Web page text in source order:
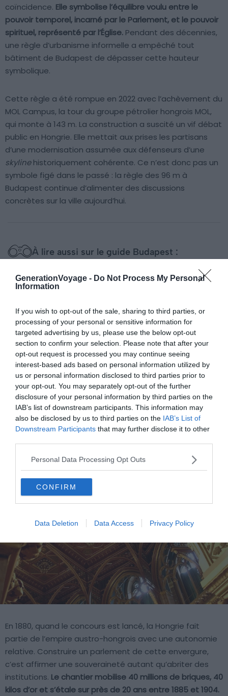
GenerationVoyage - Do Not Process My Personal
Information
If you wish to opt-out of the sale, sharing to third parties, or
processing of your personal or sensitive information for
targeted advertising by us, please use the below opt-out
section to confirm your selection. Please note that after your
opt-out request is processed you may continue seeing
interest-based ads based on personal information utilized by
us or personal information disclosed to third parties prior to
your opt-out. You may separately opt-out of the further
disclosure of your personal information by third parties on the
IAB’s list of downstream participants. This information may
also be disclosed by us to third parties on the IAB’s List of
Downstream Participants that may further disclose it to other
Personal Data Processing Opt Outs
CONFIRM
Data Deletion Data Access Privacy Policy
coïncidence. Elle symbolise l’équilibre voulu entre le
pouvoir temporel, incarné par le Parlement, et le pouvoir
spirituel, représenté par l’Église. Pendant des décennies,
une règle d’urbanisme informelle a empêché tout
bâtiment de Budapest de dépasser cette hauteur
symbolique.
Cette règle a été rompue en 2022 avec l’achèvement du
MOL Campus, la tour du groupe pétrolier hongrois MOL,
qui monte à 143 m. La construction a suscité un vif débat
public en Hongrie. Elle mettait aux prises les partisans
d’une modernisation assumée aux défenseurs d’une
skylinehistoriquement cohérente. Ce n’est donc pas un
symbole figé dans le passé : la règle des 96 m à
Budapest continue d’alimenter des discussions
concrètes sur la ville aujourd’hui.
À lire aussi sur le guide Budapest :
Visiter Budapest : 10 incontournables à faire et voir
(Hongrie)
Visiter Budapest pour un hiver enchanté ou un été
animé ?
Budapest Card et Parlement hongrois : est-ce
vraiment rentable ?
Un bâtiment conçu comme un
manifeste national
En 1880, quand le concours est lancé, la Hongrie fait
partie de l’empire austro-hongrois avec une autonomie
relative. Construire un parlement de cette envergure,
c’est affirmer une souveraineté autant qu’abriter des
institutions. Le chantier mobilise 40 millions de briques, 40
kilos d’or et s’étale sur près de 20 ans entre 1885 et 1904.